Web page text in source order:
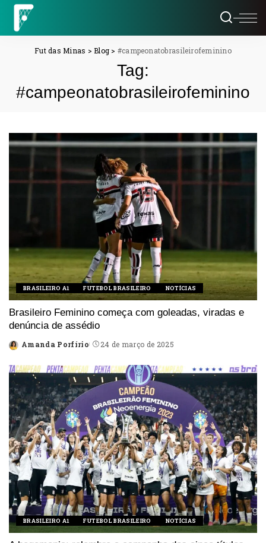
Fut das Minas >Blog > #campeonatobrasileirofeminino
Tag:
#campeonatobrasileirofeminino
BRASILEIRO A1 FUTEBOL BRASILEIRO NOTÍCIAS
Brasileiro Feminino começa com goleadas, viradas e
denúncia de assédio
Posted
Amanda Porfírio 24 de março de 2025
BRASILEIRO A1 FUTEBOL BRASILEIRO NOTÍCIAS